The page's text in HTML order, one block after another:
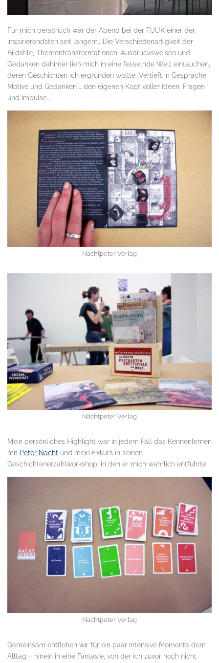
Für mich persönlich war der Abend bei der FIJUK einer der
inspirierendsten seit langem… Die Verschiedenartigkeit der
Bildstile, Thementransformationen, Ausdrucksweisen und
Gedanken dahinter ließ mich in eine fesselnde Welt eintauchen,
deren Geschichten ich ergründen wollte. Vertieft in Gespräche,
Motive und Gedanken … den eigenen Kopf voller Ideen, Fragen
und Impulse …
Nachtpeter Verlag
Nachtpeter Verlag
Mein persönliches Highlight war in jedem Fall das Kennenlernen
mit Peter Nacht und mein Exkurs in seinen
Geschichtenerzählworkshop, in den er mich wahrlich entführte.
Nachtpeter Verlag
Gemeinsam entflohen wir für ein paar intensive Momente dem
Alltag – hinein in eine Fantasie, von der ich zuvor noch nicht